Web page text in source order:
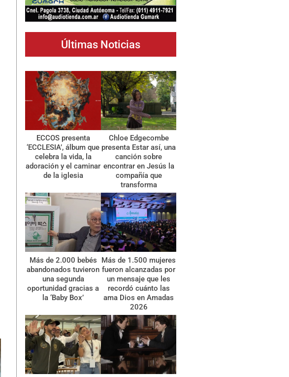
Últimas Noticias
ECCOS presenta
‘ECCLESIA’, álbum que
celebra la vida, la
adoración y el caminar
de la iglesia
Chloe Edgecombe
presenta Estar así, una
canción sobre
encontrar en Jesús la
compañía que
transforma
Más de 2.000 bebés
abandonados tuvieron
una segunda
oportunidad gracias a
la ‘Baby Box’
Más de 1.500 mujeres
fueron alcanzadas por
un mensaje que les
recordó cuánto las
ama Dios en Amadas
2026